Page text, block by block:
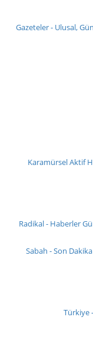
Gazeteler - Ulusal,
Karamürsel Aktif
Radikal - Haberler
Sabah - Son
Türkiye